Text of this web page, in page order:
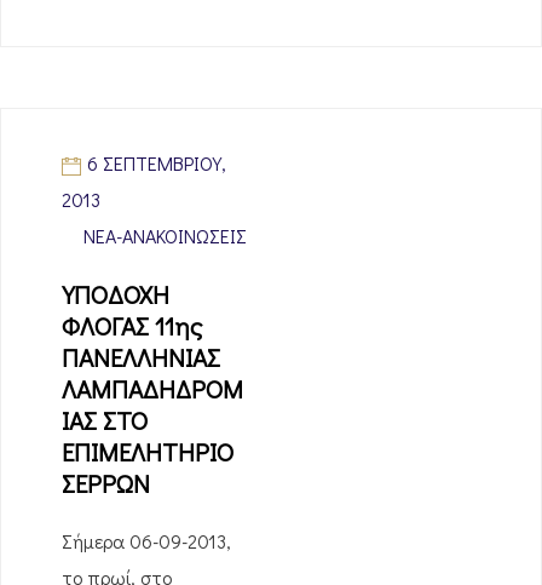
6 ΣΕΠΤΕΜΒΡΊΟΥ,
2013
ΝΈΑ-ΑΝΑΚΟΙΝΏΣΕΙΣ
ΥΠΟΔΟΧΗ
ΦΛΟΓΑΣ 11ης
ΠΑΝΕΛΛΗΝΙΑΣ
ΛΑΜΠΑΔΗΔΡΟΜ
ΙΑΣ ΣΤΟ
ΕΠΙΜΕΛΗΤΗΡΙΟ
ΣΕΡΡΩΝ
Σήμερα 06-09-2013,
το πρωί, στο